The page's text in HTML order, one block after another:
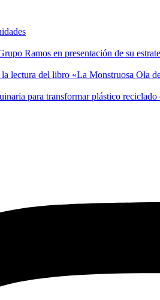
Ramos en presentación de su
lectura del libro «La Monstruosa Ola
para transformar plástico reciclado